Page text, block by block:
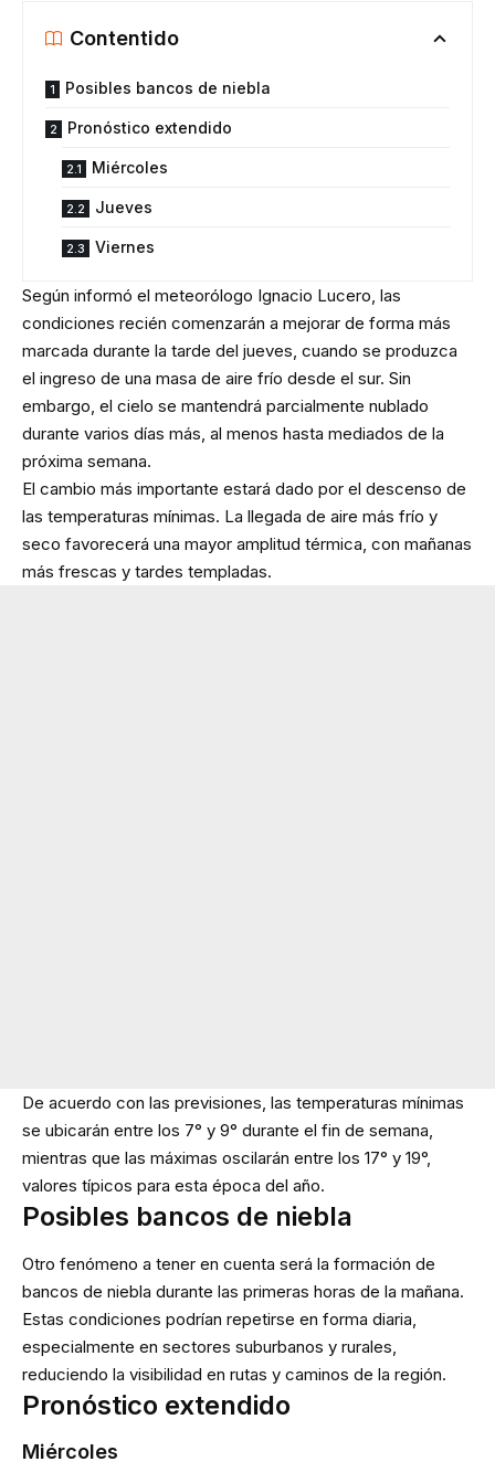
Contentido
Posibles bancos de niebla
Pronóstico extendido
Miércoles
Jueves
Viernes
Según informó el meteorólogo Ignacio Lucero, las
condiciones recién comenzarán a mejorar de forma más
marcada durante la tarde del jueves, cuando se produzca
el ingreso de una masa de aire frío desde el sur. Sin
embargo, el cielo se mantendrá parcialmente nublado
durante varios días más, al menos hasta mediados de la
próxima semana.
El cambio más importante estará dado por el descenso de
las temperaturas mínimas. La llegada de aire más frío y
seco favorecerá una mayor amplitud térmica, con mañanas
más frescas y tardes templadas.
De acuerdo con las previsiones, las temperaturas mínimas
se ubicarán entre los 7° y 9° durante el fin de semana,
mientras que las máximas oscilarán entre los 17° y 19°,
valores típicos para esta época del año.
Posibles bancos de niebla
Otro fenómeno a tener en cuenta será la formación de
bancos de niebla durante las primeras horas de la mañana.
Estas condiciones podrían repetirse en forma diaria,
especialmente en sectores suburbanos y rurales,
reduciendo la visibilidad en rutas y caminos de la región.
Pronóstico extendido
Miércoles